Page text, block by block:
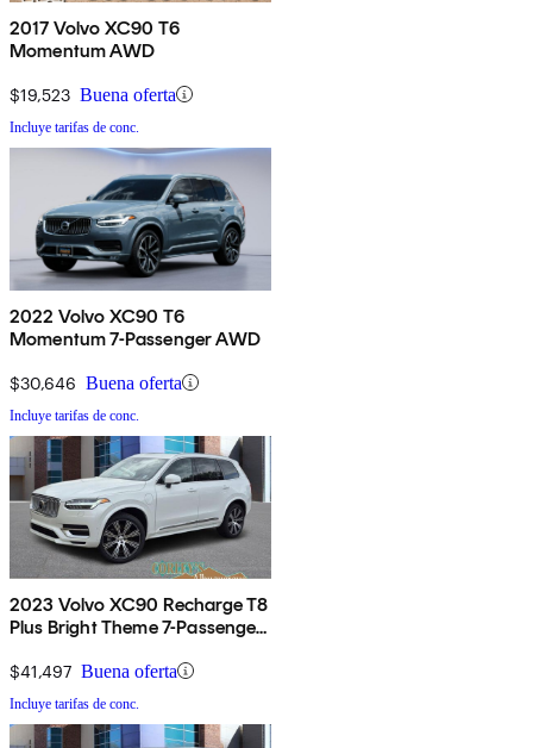
2017 Volvo XC90 T6
Momentum AWD
$19,523 Buena oferta
Incluye tarifas de conc.
2022 Volvo XC90 T6
Momentum 7-Passenger AWD
$30,646 Buena oferta
Incluye tarifas de conc.
2023 Volvo XC90 Recharge T8
Plus Bright Theme 7-Passenger
$41,497 Buena oferta
Incluye tarifas de conc.